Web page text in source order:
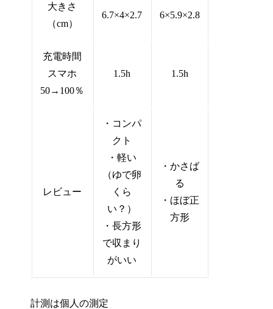
大きさ
（cm）
6.7×4×2.7 6×5.9×2.8
充電時間
スマホ
50→100％
1.5h 1.5h
レビュー
・コンパ
クト
・軽い
（ゆで卵
くら
い？）
・長方形
で収まり
がいい
・かさば
る
・ほぼ正
方形
計測は個人の測定